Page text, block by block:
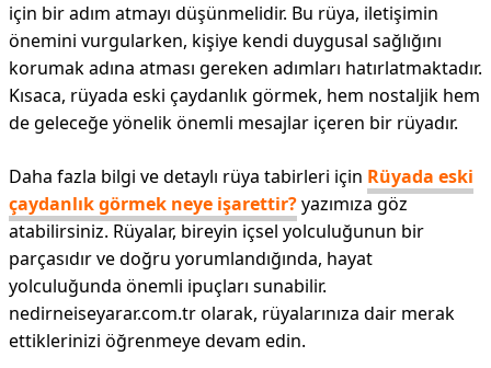
için bir adım atmayı düşünmelidir. Bu rüya, iletişimin
önemini vurgularken, kişiye kendi duygusal sağlığını
korumak adına atması gereken adımları hatırlatmaktadır.
Kısaca, rüyada eski çaydanlık görmek, hem nostaljik hem
de geleceğe yönelik önemli mesajlar içeren bir rüyadır.
Daha fazla bilgi ve detaylı rüya tabirleri için Rüyada eski
çaydanlık görmek neye işarettir?yazımıza göz
atabilirsiniz. Rüyalar, bireyin içsel yolculuğunun bir
parçasıdır ve doğru yorumlandığında, hayat
yolculuğunda önemli ipuçları sunabilir.
nedirneiseyarar.com.tr olarak, rüyalarınıza dair merak
ettiklerinizi öğrenmeye devam edin.